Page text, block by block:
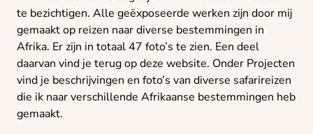
te bezichtigen. Alle geëxposeerde werken zijn door mij
gemaakt op reizen naar diverse bestemmingen in
Afrika. Er zijn in totaal 47 foto’s te zien. Een deel
daarvan vind je terug op deze website. Onder Projecten
vind je beschrijvingen en foto’s van diverse safarireizen
die ik naar verschillende Afrikaanse bestemmingen heb
gemaakt.